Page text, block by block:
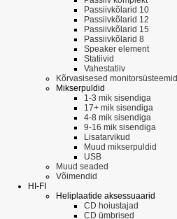
Passiivkõlarid 10
Passiivkõlarid 12
Passiivkõlarid 15
Passiivkõlarid 8
Speaker element
Statiivid
Vahestatiiv
Kõrvasisesed monitorsüsteemid
Mikserpuldid
1-3 mik sisendiga
17+ mik sisendiga
4-8 mik sisendiga
9-16 mik sisendiga
Lisatarvikud
Muud mikserpuldid
USB
Muud seaded
Võimendid
HI-FI
Heliplaatide aksessuaarid
CD hoiustajad
CD ümbrised